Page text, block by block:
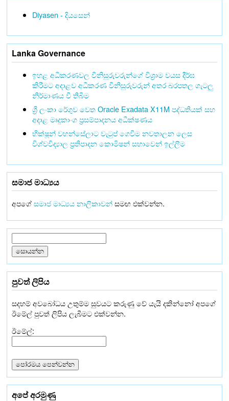
Diyasen - දියසෙන්
Lanka Governance
ඉහළ අධිකරණවල විනිසුරුවරුන්ගේ විශ්‍රාම වයස දීර්ඝ
කිරීමට අදාළව අධිකරණ විනිසුරුවරුන් අතර බරපතල ගැටලු
නිර්මාණය වී තිබීම
ශ්‍රී ලංකා රේගුව වෙත Oracle Exadata X11M පද්ධතියක් සහ
අදාළ මෘදුකාංග ප්‍රසම්පාදනය අධීක්ෂණය
භික්ෂූන් වහන්සේලාට වැටුප් ගෙවීම නවතාලන ලෙස
විශ්වවිද්‍යාල ප්‍රතිපාදන කොමිෂන් සභාවෙන් ඉල්ලීම
සමාජ මාධ්‍යය
අපගේසමාජ මාධ්‍යය නාලිකාවන්සමඟ එක්වන්න.
පුවත් ලිපිය
සදහම් අවබෝධය උතුම්ම සුවයට කරුණු වේ යැයි දකින්නෝ අපගේ
ඊමේල් පුවත් ලිපිය ලැබීමට එක්වන්න.
ඊමේල්:
අපේ අරමුණු